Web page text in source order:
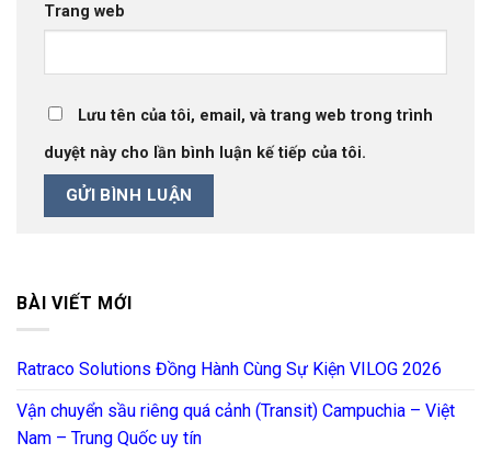
Trang web
Lưu tên của tôi, email, và trang web trong trình
duyệt này cho lần bình luận kế tiếp của tôi.
BÀI VIẾT MỚI
Ratraco Solutions Đồng Hành Cùng Sự Kiện VILOG 2026
Vận chuyển sầu riêng quá cảnh (Transit) Campuchia – Việt
Nam – Trung Quốc uy tín